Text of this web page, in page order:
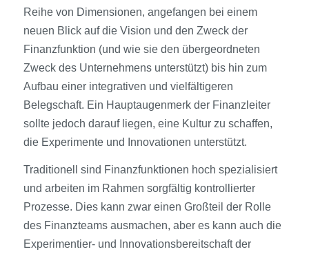
Reihe von Dimensionen, angefangen bei einem
neuen Blick auf die Vision und den Zweck der
Finanzfunktion (und wie sie den übergeordneten
Zweck des Unternehmens unterstützt) bis hin zum
Aufbau einer integrativen und vielfältigeren
Belegschaft. Ein Hauptaugenmerk der Finanzleiter
sollte jedoch darauf liegen, eine Kultur zu schaffen,
die Experimente und Innovationen unterstützt.
Traditionell sind Finanzfunktionen hoch spezialisiert
und arbeiten im Rahmen sorgfältig kontrollierter
Prozesse. Dies kann zwar einen Großteil der Rolle
des Finanzteams ausmachen, aber es kann auch die
Experimentier- und Innovationsbereitschaft der